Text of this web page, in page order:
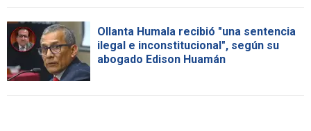
Ollanta Humala recibió "una sentencia
ilegal e inconstitucional", según su
abogado Edison Huamán